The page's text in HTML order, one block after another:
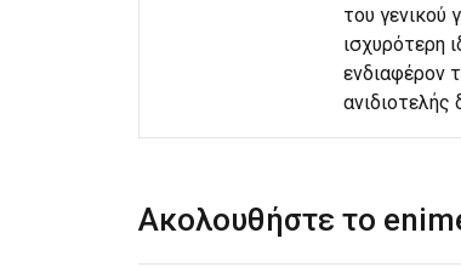
του γενικού
ισχυρότερη
ενδιαφέρον
ανιδιοτελής
Ακολουθήστε το